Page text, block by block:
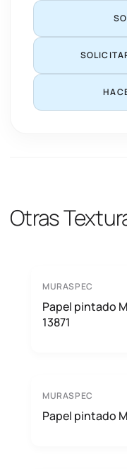
Otras
MURASPEC
Papel pintado
13871
MURASPEC
Papel pintado